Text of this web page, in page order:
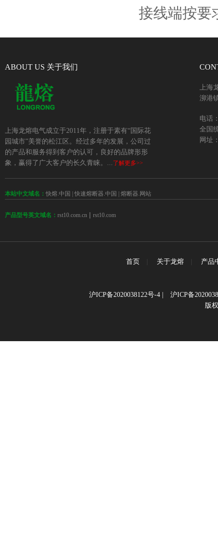
接线端按要
ABOUT US 关于我们
上海龙熔电气成立于2011年，注册于素有“国际花
园城市”美誉的松江区。经过多年的发展，公司过
的产品和服务得到客户的认可，良好的品牌形形
象，赢得了广大客户的长久青睐。...了解更多>>
上海
泖港
电话
全国
网址
本站中文域名： 快熔.中国 快速熔断器.中国 熔断器.网站
产品型号英文域名： rst10.com.cn | rst10.com
首页 关于龙熔 产品
沪ICP备2020038122号-4| 沪ICP备
版